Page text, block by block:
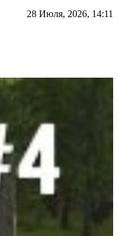
28 Июля, 2026, 14:11